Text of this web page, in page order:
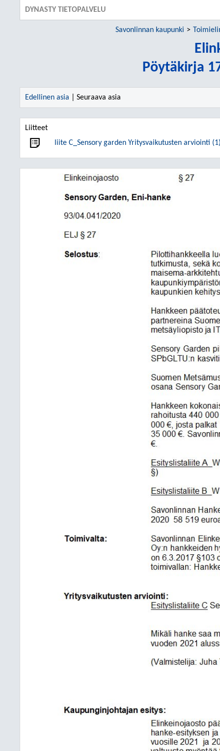
DYNASTY TIETOPALVELU
Savonlinnan kaupunki
Pöytäkirja
Edellinen asia | Seuraava asia
Liitteet
liite C_Sensory garden Yritysvaikutusten arviointi